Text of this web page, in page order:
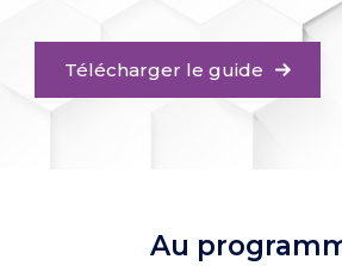
Télécharger le guide
Au